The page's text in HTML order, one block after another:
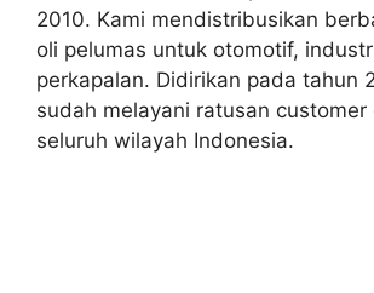
2010. Kami mendistribusikan
oli pelumas untuk otomotif,
perkapalan. Didirikan pada tahun
sudah melayani ratusan
seluruh wilayah Indonesia.